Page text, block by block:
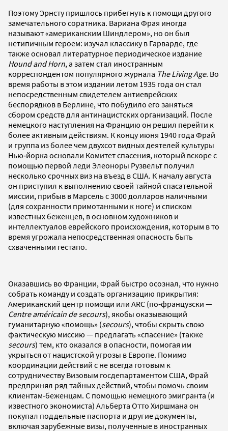
Поэтому Эрнсту пришлось прибегнуть к помощи другого
замечательного соратника. Вариана Фрая иногда
называют «американским Шиндлером», но он был
нетипичным героем: изучал классику в Гарварде, где
также основал литературное периодическое издание
Hound and Horn, а затем стал иностранным
корреспондентом популярного журнала The Living Age. Во
время работы в этом издании летом 1935 года он стал
непосредственным свидетелем антиеврейских
беспорядков в Берлине, что побудило его заняться
сбором средств для антинацистских организаций. После
немецкого наступления на Францию он решил перейти к
более активным действиям. К концу июня 1940 года Фрай
и группа из более чем двухсот видных деятелей культуры
Нью‐йорка основали Комитет спасения, который вскоре с
помощью первой леди Элеоноры Рузвельт получил
несколько срочных виз на въезд в США. К началу августа
он приступил к выполнению своей тайной спасательной
миссии, прибыв в Марсель с 3000 долларов наличными
(для сохранности примотанными к ноге) и списком
известных беженцев, в основном художников и
интеллектуалов еврейского происхождения, которым в то
время угрожала непосредственная опасность быть
схваченными гестапо.
Оказавшись во Франции, Фрай быстро осознал, что нужно
собрать команду и создать организацию прикрытия:
Американский центр помощи или ARC (по‐французски —
Centre américain de secours), якобы оказывающий
гуманитарную «помощь» (secours), чтобы скрыть свою
фактическую миссию — предлагать «спасение» (также
secours) тем, кто оказался в опасности, помогая им
укрыться от нацистской угрозы в Европе. Помимо
координации действий с не всегда готовым к
сотрудничеству Визовым госдепартаментом США, Фрай
предпринял ряд тайных действий, чтобы помочь своим
клиентам‐беженцам. С помощью немецкого эмигранта (и
известного экономиста) Альберта Отто Хиршмана он
покупал поддельные паспорта и другие документы,
включая зарубежные визы, полученные в иностранных